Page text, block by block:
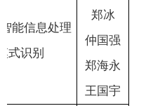
智能信息处理
式识别
郑冰
仲国强
郑海永
王国宇